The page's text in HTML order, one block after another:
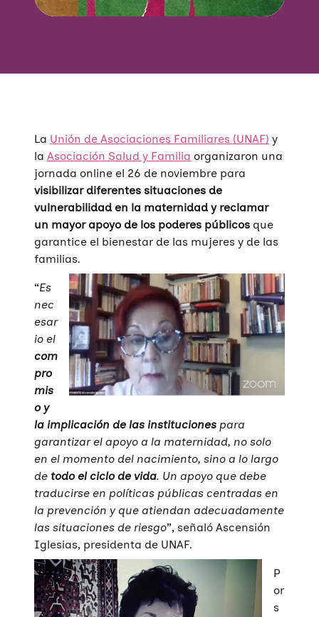
La Unión de Asociaciones Familiares (UNAF) y
la Asociación Salud y Familia organizaron una
jornada online el 26 de noviembre para
visibilizar diferentes situaciones de
vulnerabilidad en la maternidad y reclamar
un mayor apoyo de los poderes públicos que
garantice el bienestar de las mujeres y de las
familias.
“Es
nec
esar
io el
com
pro
mis
o y
la implicación de las instituciones para
garantizar el apoyo a la maternidad, no solo
en el momento del nacimiento, sino a lo largo
de todo el ciclo de vida. Un apoyo que debe
traducirse en políticas públicas centradas en
la prevención y que atiendan adecuadamente
las situaciones de riesgo”, señaló Ascensión
Iglesias, presidenta de UNAF.
P
or
s